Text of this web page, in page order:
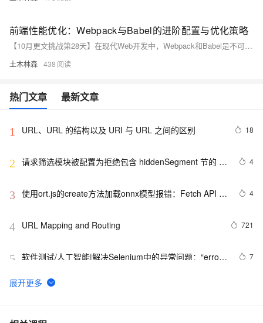
前端性能优化：Webpack与Babel的进阶配置与优化策略
【10月更文挑战第28天】在现代Web开发中，Webpack和Babel是不可或缺的工具，分别负责模块打包和ES6+代码转换。本文探讨了它们的进阶配置与优化策略，包括Webpack的代码压缩、缓存优化和代码分割，以及Babel的按需引入polyfill和目标浏览器设置。通过这些优化，可以显著提升应用的加载速度和运行效率，从而改善用户体验。
土木林森 438
热门文章 最新文章
1 URL、URL 的结构以及 URI 与 URL 之间的区别 18
2 请求筛选模块被配置为拒绝包含 hiddenSegment 节的
4
3 使用ort.js的create方法加载onnx模型报错：Fetch API
4
4 URL Mapping and Routing 721
5 软件测试/人工智能|解决Selenium中的异常问题：“error
7
6
安卓scheme_url调端：在AndroidManifest.xml 中如何
解析 WEB 中所有 URL 的简单牛B代码，先保存起来，方